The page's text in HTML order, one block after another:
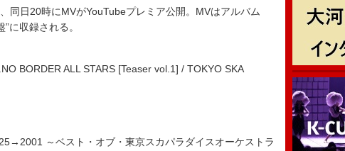
同日20時にMVがYouTubeプレミア公開。MVはアルバム
に収録される。
BORDER ALL STARS [Teaser vol.1] / TOKYO SKA
～ベスト・オブ・東京スカパラダイスオーケストラ